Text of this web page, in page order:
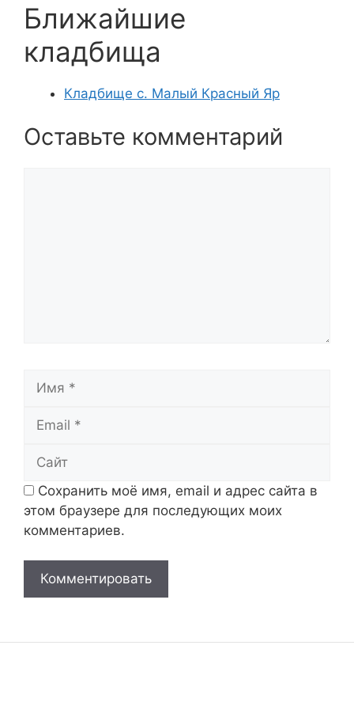
Ближайшие
кладбища
Кладбище с. Малый Красный Яр
Оставьте комментарий
Сохранить моё имя, email и адрес сайта в
этом браузере для последующих моих
комментариев.